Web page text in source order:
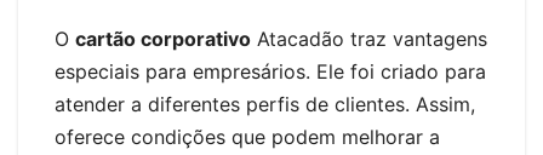
O cartão corporativo Atacadão traz vantagens
especiais para empresários. Ele foi criado para
atender a diferentes perfis de clientes. Assim,
oferece condições que podem melhorar a